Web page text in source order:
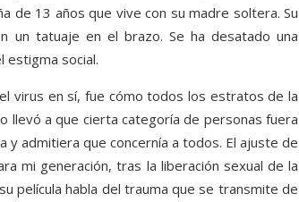
de 13 años que vive con su madre soltera. Su
un tatuaje en el brazo. Se ha desatado una
estigma social.
virus en sí, fue cómo todos los estratos de la
llevó a que cierta categoría de personas fuera
y admitiera que concernía a todos. El ajuste de
mi generación, tras la liberación sexual de la
película habla del trauma que se transmite de